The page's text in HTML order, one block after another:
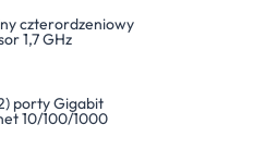
czterordzeniowy
1,7 GHz
porty Gigabit
10/100/1000